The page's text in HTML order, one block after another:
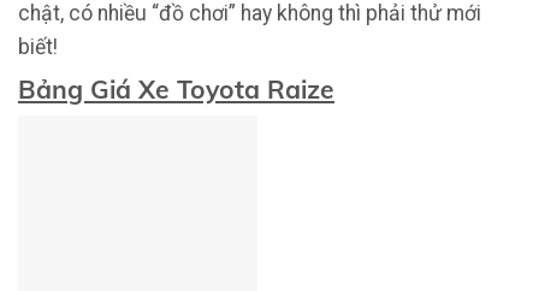
chật, có nhiều “đồ chơi” hay không thì phải thử mới
biết!
Bảng Giá Xe Toyota Raize